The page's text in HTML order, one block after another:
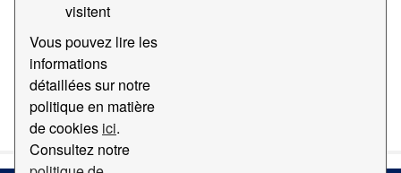
visitent
Vous pouvez lire les
informations
détaillées sur notre
politique en matière
de cookies ici.
Consultez notre
Docs).